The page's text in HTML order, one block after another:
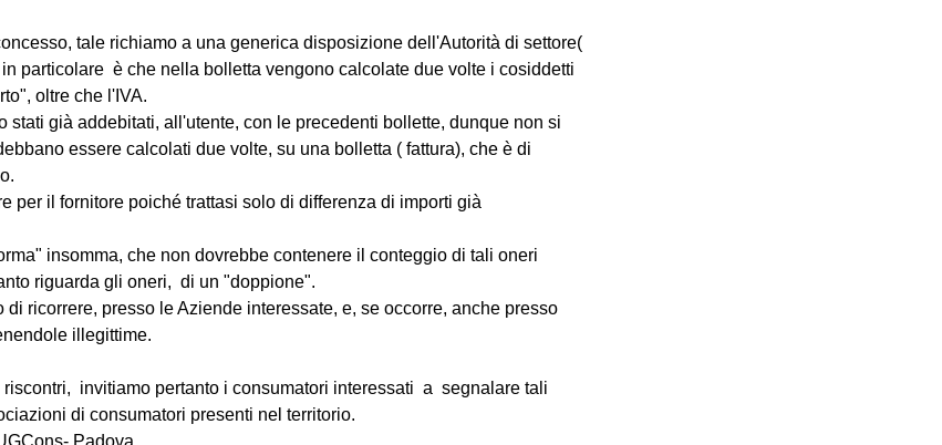
tale richiamo a una generica disposizione dell'Autorità di settore(
particolare  è che nella bolletta vengono calcolate due volte i cosiddetti
oltre che l'IVA.
stati già addebitati, all'utente, con le precedenti bollette, dunque non si
essere calcolati due volte, su una bolletta ( fattura), che è di
per il fornitore poiché trattasi solo di differenza di importi già
insomma, che non dovrebbe contenere il conteggio di tali oneri
riguarda gli oneri,  di un "doppione".
di ricorrere, presso le Aziende interessate, e, se occorre, anche presso
illegittime.
di consumatori presenti nel territorio.
Padova